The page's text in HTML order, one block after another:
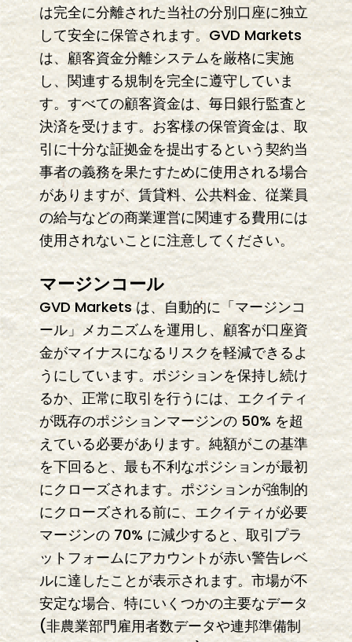
は完全に分離された当社の分別口座に独立
して安全に保管されます。GVD Markets
は、顧客資金分離システムを厳格に実施
し、関連する規制を完全に遵守していま
す。すべての顧客資金は、毎日銀行監査と
決済を受けます。お客様の保管資金は、取
引に十分な証拠金を提出するという契約当
事者の義務を果たすために使用される場合
がありますが、賃貸料、公共料金、従業員
の給与などの商業運営に関連する費用には
使用されないことに注意してください。
マージンコール
GVD Markets は、自動的に「マージンコ
ール」メカニズムを運用し、顧客が口座資
金がマイナスになるリスクを軽減できるよ
うにしています。ポジションを保持し続け
るか、正常に取引を行うには、エクイティ
が既存のポジションマージンの 50% を超
えている必要があります。純額がこの基準
を下回ると、最も不利なポジションが最初
にクローズされます。ポジションが強制的
にクローズされる前に、エクイティが必要
マージンの 70% に減少すると、取引プラ
ットフォームにアカウントが赤い警告レベ
ルに達したことが表示されます。市場が不
安定な場合、特にいくつかの主要なデータ
(非農業部門雇用者数データや連邦準備制